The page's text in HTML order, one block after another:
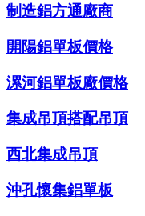
制造鋁方通廠商
開陽鋁單板價格
漯河鋁單板廠價格
集成吊頂搭配吊頂
西北集成吊頂
沖孔懷集鋁單板